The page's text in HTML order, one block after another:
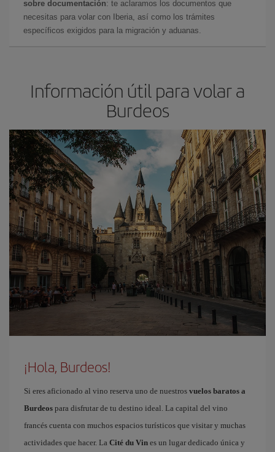
sobre documentación: te aclaramos los documentos que
necesitas para volar con Iberia, así como los trámites
específicos exigidos para la migración y aduanas.
Información útil para volar a
Burdeos
¡Hola, Burdeos!
Si eres aficionado al vino reserva uno de nuestros vuelos baratos a
Burdeos para disfrutar de tu destino ideal. La capital del vino
francés cuenta con muchos espacios turísticos que visitar y muchas
actividades que hacer. La Cité du Vin es un lugar dedicado única y